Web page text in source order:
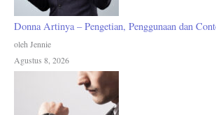
Donna Artinya – Pengetian, Penggunaan dan
oleh Jennie
Agustus 8, 2026